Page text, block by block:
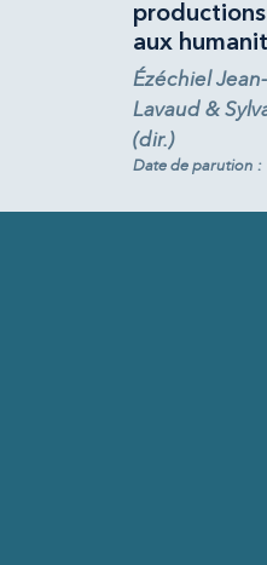
aux
Ézéchiel
Lavaud &
(dir.)
Date de parution